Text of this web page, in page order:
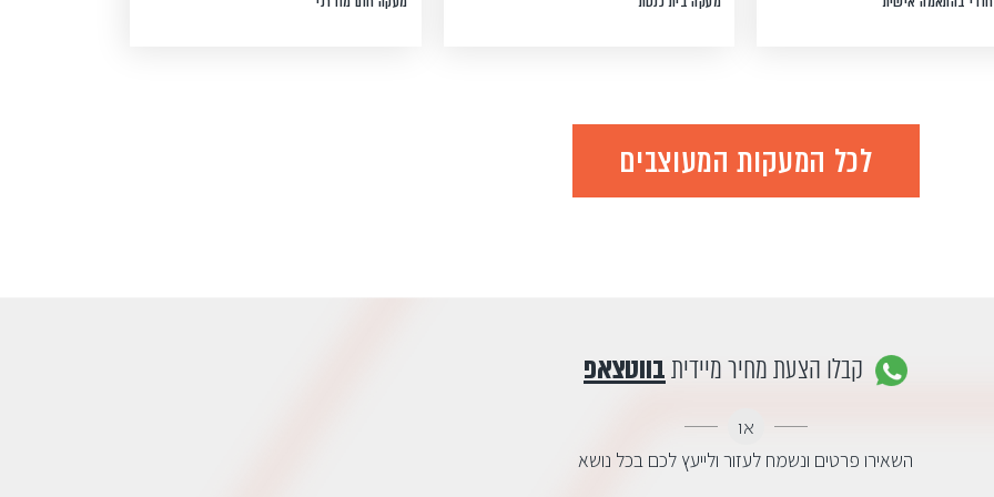
לכל המעקות המעוצבים
קבלו הצעת מחיר מיידיתבווטצאפ
או
השאירו פרטים ונשמח לעזור ולייעץ לכם בכל נושא